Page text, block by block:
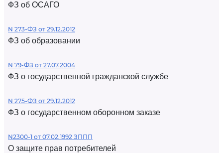
ФЗ об ОСАГО
N 273-ФЗ от 29.12.2012
ФЗ об образовании
N 79-ФЗ от 27.07.2004
ФЗ о государственной гражданской службе
N 275-ФЗ от 29.12.2012
ФЗ о государственном оборонном заказе
N2300-1 от 07.02.1992 ЗППП
О защите прав потребителей